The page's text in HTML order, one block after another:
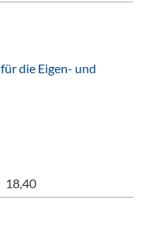
die Eigen- und
18,40